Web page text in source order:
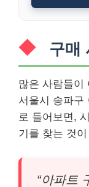
구매
많은 사람들이
서울시 송파구
로 들어보면,
기를 찾는 것
“아파트